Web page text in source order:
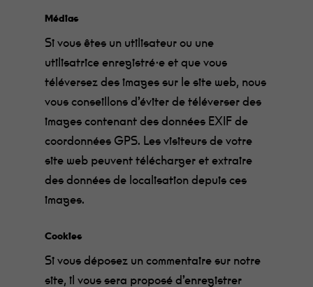
Médias
Si vous êtes un utilisateur ou une
utilisatrice enregistré·e et que vous
téléversez des images sur le site web, nous
vous conseillons d’éviter de téléverser des
images contenant des données EXIF de
coordonnées GPS. Les visiteurs de votre
site web peuvent télécharger et extraire
des données de localisation depuis ces
images.
Cookies
Si vous déposez un commentaire sur notre
site, il vous sera proposé d’enregistrer